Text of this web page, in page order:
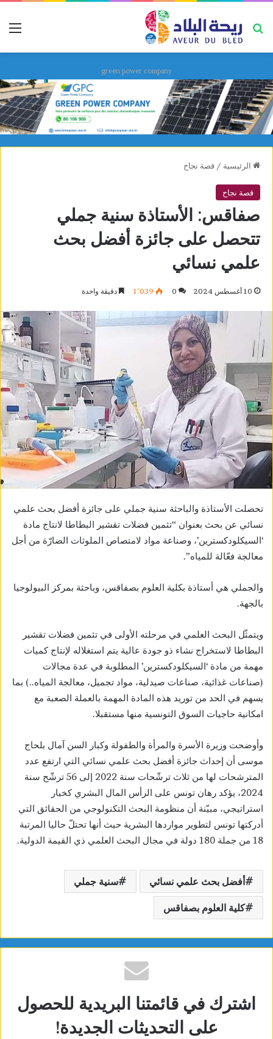
بحث عن
green power company
الرئيسية / قصة نجاح
قصة نجاح
صفاقس: الأستاذة سنية جملي
تتحصل على جائزة أفضل بحث
علمي نسائي
10 أغسطس 2024 0 1٬039 دقيقة واحدة
تحصلت الأستاذة والباحثة سنية جملي على جائزة أفضل بحث علمي
نسائي عن بحث بعنوان “تثمين فضلات تقشير البطاطا لانتاج مادة
‘السيكلودكسترين’، وصناعة مواد لامتصاص الملوثات الضارّة من أجل
معالجة فعّالة للمياه”.
والجملي هي أستاذة بكلية العلوم بصفاقس، وباحثة بمركز البيولوجيا
بالجهة.
ويتمثّل البحث العلمي في مرحلته الأولى في تثمين فضلات تقشير
البطاطا لاستخراج نشاء ذو جودة عالية يتم استغلاله لإنتاج كميات
مهمة من مادة ‘السيكلودكسترين’ المطلوبة في عدة مجالات
(صناعات غذائية، صناعات صيدلية، مواد تجميل، معالجة المياه..) بما
يسهم في الحد من توريد هذه المادة المهمة بالعملة الصعبة مع
امكانية حاجيات السوق التونسية منها مستقبلا.
وأوضحت وزيرة الأسرة والمرأة والطفولة وكبار السن آمال بلحاج
موسى أن إحداث جائزة أفضل بحث علمي نسائي التي ارتفع عدد
المترشحات لها من ثلاث ترشّحات سنة 2022 إلى 56 ترشّح سنة
2024، يؤكد رهان تونس على الرأس المال البشري كخيار
استراتيجي، مبيّنة أن منظومة البحث التكنولوجي من الحقائق التي
أدركتها تونس لتطوير مواردها البشرية حيث أنها تحتلّ حاليا المرتبة
18 من جملة 180 دولة في مجال البحث العلمي ذي القيمة الدولية.
أفضل بحث علمي نسائي سنية جملي
كلية العلوم بصفاقس
اشترك في قائمتنا البريدية للحصول
على التحديثات الجديدة!